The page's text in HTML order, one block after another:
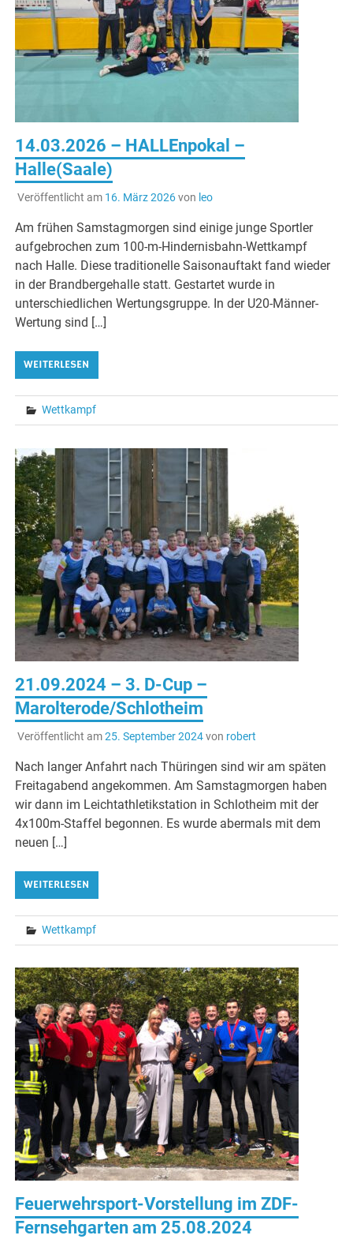
14.03.2026 – HALLEnpokal –
Halle(Saale)
Veröffentlicht am 16. März 2026von leo
Am frühen Samstagmorgen sind einige junge Sportler
aufgebrochen zum 100-m-Hindernisbahn-Wettkampf
nach Halle. Diese traditionelle Saisonauftakt fand wieder
in der Brandbergehalle statt. Gestartet wurde in
unterschiedlichen Wertungsgruppe. In der U20-Männer-
Wertung sind […]
WEITERLESEN
Wettkampf
21.09.2024 – 3. D-Cup –
Marolterode/Schlotheim
Veröffentlicht am25. September 2024von robert
Nach langer Anfahrt nach Thüringen sind wir am späten
Freitagabend angekommen. Am Samstagmorgen haben
wir dann im Leichtathletikstation in Schlotheim mit der
4x100m-Staffel begonnen. Es wurde abermals mit dem
neuen […]
WEITERLESEN
Wettkampf
Feuerwehrsport-Vorstellung im ZDF-
Fernsehgarten am 25.08.2024